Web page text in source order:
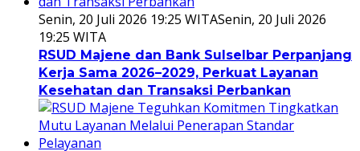
Senin, 20 Juli 2026 19:25 WITASenin, 20 Juli 2026
19:25 WITA
RSUD Majene dan Bank Sulselbar Perpanjang
Kerja Sama 2026–2029, Perkuat Layanan
Kesehatan dan Transaksi Perbankan